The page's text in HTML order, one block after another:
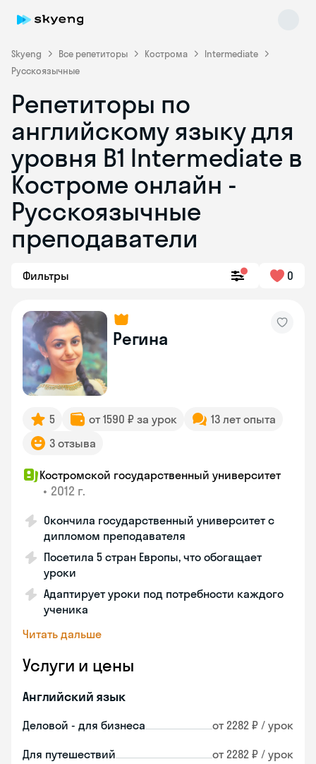
Skyeng Все репетиторы Кострома
Intermediate
Русскоязычные
Репетиторы по
английскому языку для
уровня B1 Intermediate в
Костроме онлайн -
Русскоязычные
преподаватели
Фильтры 0
Регина
5 от 1590 ₽ за урок
13 лет опыта
3 отзыва
Костромской государственный университет
• 2012 г.
Окончила государственный университет с
дипломом преподавателя
Посетила 5 стран Европы, что обогащает
уроки
Адаптирует уроки под потребности каждого
ученика
Читать дальше
Услуги и цены
Английский язык
Деловой - для бизнеса от 2282 ₽ / урок
Для путешествий от 2282 ₽ / урок
Skyeng Chat
online